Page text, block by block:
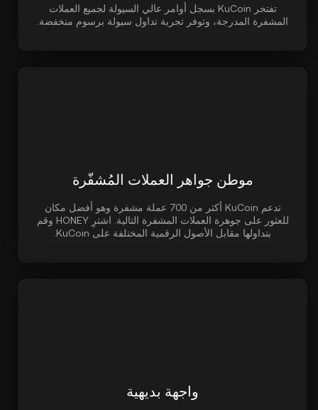
تفتخر KuCoin بسجل أوامر عالي السيولة لجميع العملات
المشفرة المدرجة، وتوفر تجربة تداول سيولة برسوم منخفضة.
موطن جواهر العملات المُشفّرة
تدعم KuCoin أكثر من 700 عملة مشفرة وهو أفضل مكان
للعثور على جوهرة العملات المشفرة التالية. اشترِ HONEY وقم
بتداولها مقابل الأصول الرقمية المختلفة على KuCoin.
واجهة بديهية